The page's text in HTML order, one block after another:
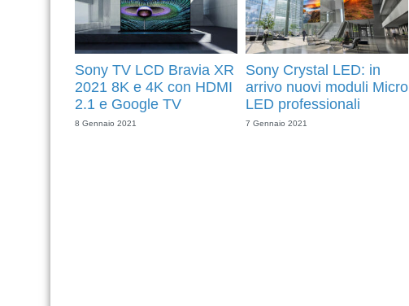
Sony TV LCD Bravia XR
2021 8K e 4K con HDMI
2.1 e Google TV
8 Gennaio 2021
Sony Crystal LED: in
arrivo nuovi moduli Micro
LED professionali
7 Gennaio 2021